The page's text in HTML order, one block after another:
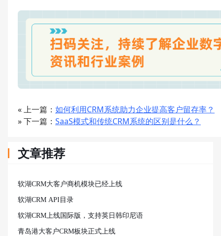
« 上一篇： 如何利用CRM系统助力企业提高客户留存率？
» 下一篇： SaaS模式和传统CRM系统的区别是什么？
文章推荐
软湖CRM大客户商机模块已经上线
软湖CRM API目录
软湖CRM上线国际版，支持英日韩印尼语
青岛港大客户CRM板块正式上线